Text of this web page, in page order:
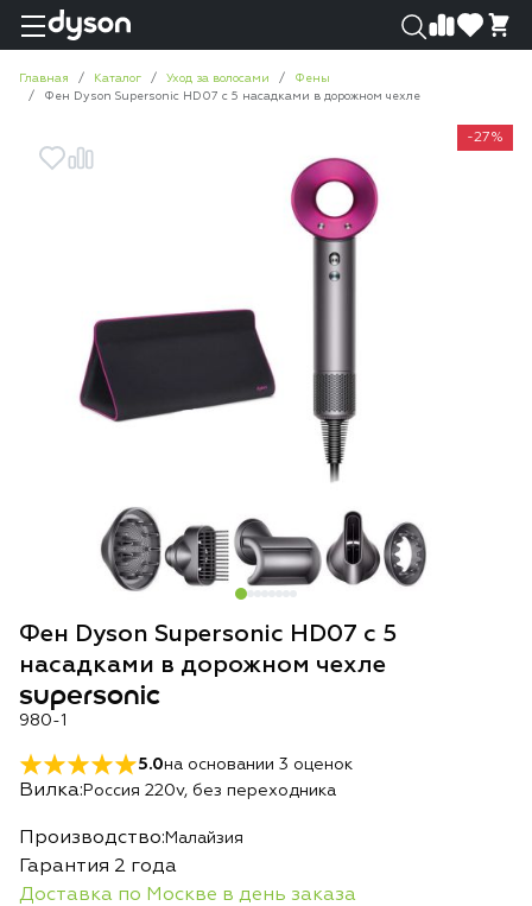
Главная Каталог Уход за волосами
Фены
Фен Dyson Supersonic HD07 с 5 насадками в дорожном чехле
-27%
Фен Dyson Supersonic HD07 с 5
насадками в дорожном чехле
supersonic
980-1
5.0на основании 3 оценок
Вилка: Россия 220v, без переходника
Производство: Малайзия
Гарантия 2 года
Доставка по Москве в день заказа